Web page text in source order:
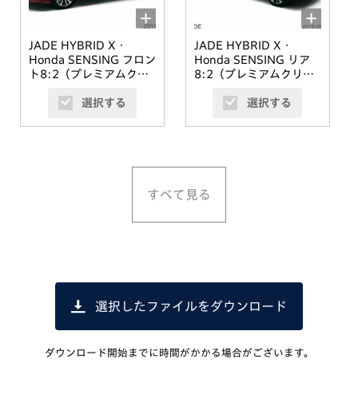
JADE HYBRID X・
Honda SENSING フロン
ト8:2（プレミアムクリ
選択する
JADE HYBRID X・
Honda SENSING リア
8:2（プレミアムクリス
選択する
すべて見る
選択したファイルをダウンロード
ダウンロード開始までに時間がかかる場合がございます。